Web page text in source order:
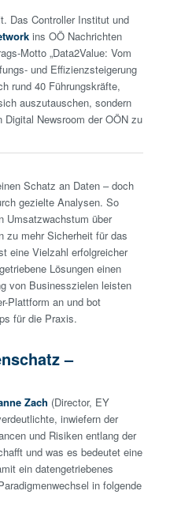
Das Controller Institut und
ins OÖ Nachrichten
Motto „Data2Value: Vom
und Effizienzsteigerung
rund 40 Führungskräfte,
auszutauschen, sondern
Newsroom der OÖN zu
Schatz an Daten – doch
gezielte Analysen. So
Umsatzwachstum über
zu mehr Sicherheit für das
eine Vielzahl erfolgreicher
Lösungen einen
von Businesszielen leisten
Plattform an und bot
für die Praxis.
–
Zach (Director, EY
inwiefern der
und Risiken entlang der
und was es bedeutet eine
ein datengetriebenes
in folgende